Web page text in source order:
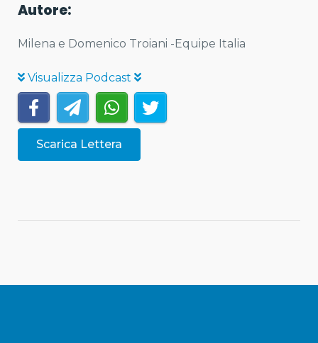
Autore:
Milena e Domenico Troiani -Equipe Italia
Visualizza Podcast
Scarica Lettera